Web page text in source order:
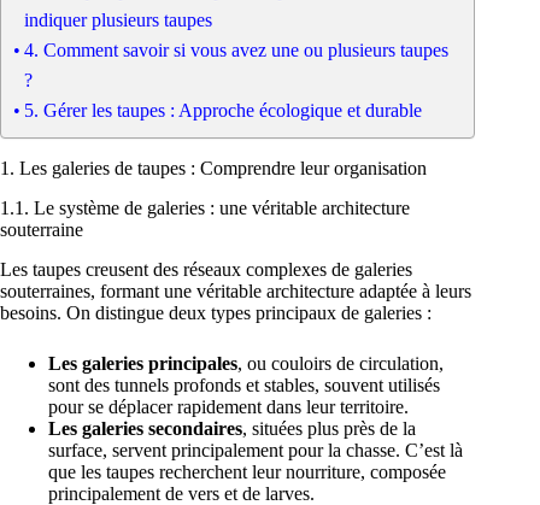
indiquer plusieurs taupes
4. Comment savoir si vous avez une ou plusieurs taupes
?
5. Gérer les taupes : Approche écologique et durable
1. Les galeries de taupes : Comprendre leur organisation
1.1. Le système de galeries : une véritable architecture
souterraine
Les taupes creusent des réseaux complexes de galeries
souterraines, formant une véritable architecture adaptée à leurs
besoins. On distingue deux types principaux de galeries :
Les galeries principales, ou couloirs de circulation,
sont des tunnels profonds et stables, souvent utilisés
pour se déplacer rapidement dans leur territoire.
Les galeries secondaires, situées plus près de la
surface, servent principalement pour la chasse. C’est là
que les taupes recherchent leur nourriture, composée
principalement de vers et de larves.